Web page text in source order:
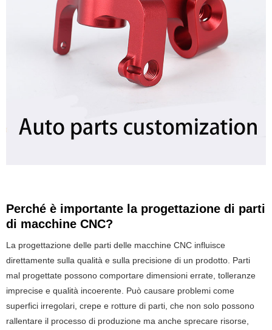
Perché è importante la progettazione di parti
di macchine CNC?
La progettazione delle parti delle macchine CNC influisce
direttamente sulla qualità e sulla precisione di un prodotto. Parti
mal progettate possono comportare dimensioni errate, tolleranze
imprecise e qualità incoerente. Può causare problemi come
superfici irregolari, crepe e rotture di parti, che non solo possono
rallentare il processo di produzione ma anche sprecare risorse,